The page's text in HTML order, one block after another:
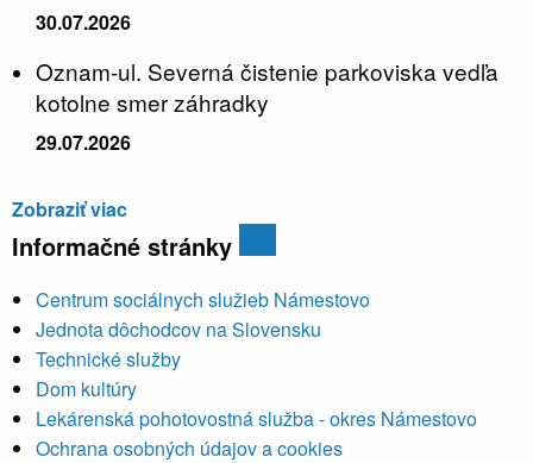
30.07.2026
Oznam-ul. Severná čistenie parkoviska vedľa
kotolne smer záhradky
29.07.2026
Zobraziť viac
Informačné stránky
Centrum sociálnych služieb Námestovo
Jednota dôchodcov na Slovensku
Technické služby
Dom kultúry
Lekárenská pohotovostná služba - okres Námestovo
Ochrana osobných údajov a cookies